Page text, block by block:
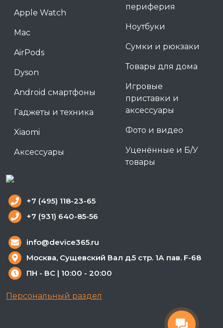
Apple Watch
Mac
AirPods
Dyson
Android смартфоны
Гаджеты и техника
Xiaomi
Аксессуары
периферия
Ноутбуки
Сумки и рюкзаки
Товары для дома
Игровые
приставки и
аксессуары
Фото и видео
Уценённые и Б/У
товары
+7 (495) 118-23-65
+7 (931) 640-85-56
info@device365.ru
Москва, Сущевский Вал д.5 стр. 1А пав. F-68
ПН - ВС | 10:00 - 20:00
Персональный раздел